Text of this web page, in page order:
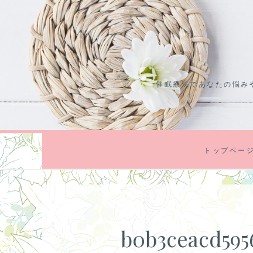
ス
ッ
プ
催眠療法であなたの悩み
トップページ